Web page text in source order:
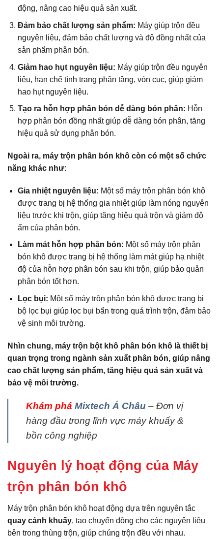
động, nâng cao hiệu quả sản xuất.
Đảm bảo chất lượng sản phẩm: Máy giúp trộn đều
nguyên liệu, đảm bảo chất lượng và độ đồng nhất của
sản phẩm phân bón.
Giảm hao hụt nguyên liệu: Máy giúp trộn đều nguyên
liệu, hạn chế tình trạng phân tầng, vón cục, giúp giảm
hao hụt nguyên liệu.
Tạo ra hỗn hợp phân bón dễ dàng bón phân: Hỗn
hợp phân bón đồng nhất giúp dễ dàng bón phân, tăng
hiệu quả sử dụng phân bón.
Ngoài ra, máy trộn phân bón khô còn có một số chức
năng khác như:
Gia nhiệt nguyên liệu: Một số máy trộn phân bón khô
được trang bị hệ thống gia nhiệt giúp làm nóng nguyên
liệu trước khi trộn, giúp tăng hiệu quả trộn và giảm độ
ẩm của phân bón.
Làm mát hỗn hợp phân bón: Một số máy trộn phân
bón khô được trang bị hệ thống làm mát giúp hạ nhiệt
độ của hỗn hợp phân bón sau khi trộn, giúp bảo quản
phân bón tốt hơn.
Lọc bụi: Một số máy trộn phân bón khô được trang bị
bộ lọc bụi giúp lọc bụi bẩn trong quá trình trộn, đảm bảo
vệ sinh môi trường.
Nhìn chung, máy trộn bột khô phân bón khô là thiết bị
quan trọng trong ngành sản xuất phân bón, giúp nâng
cao chất lượng sản phẩm, tăng hiệu quả sản xuất và
bảo vệ môi trường.
Khám phá Mixtech Á Châu – Đơn vị
hàng đầu trong lĩnh vực máy khuấy &
bồn công nghiệp
Nguyên lý hoạt động của Máy
trộn phân bón khô
Máy trộn phân bón khô hoạt động dựa trên nguyên tắc
quay cánh khuấy, tạo chuyển động cho các nguyên liệu
bên trong thùng trộn, giúp chúng trộn đều với nhau.